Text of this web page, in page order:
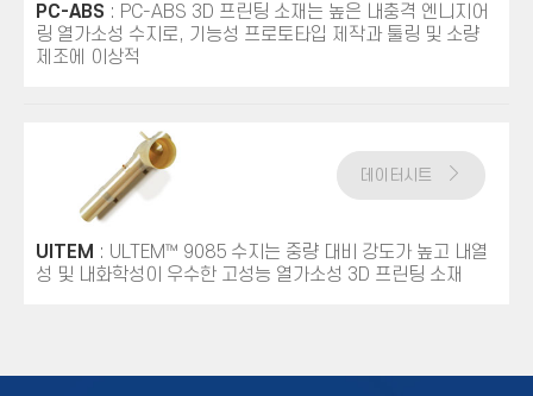
PC-ABS : PC-ABS 3D 프린팅 소재는 높은 내충격 엔니지어
링 열가소성 수지로, 기능성 프로토타입 제작과 툴링 및 소량
제조에 이상적
데이터시트
UlTEM : ULTEM™ 9085 수지는 중량 대비 강도가 높고 내열
성 및 내화학성이 우수한 고성능 열가소성 3D 프린팅 소재